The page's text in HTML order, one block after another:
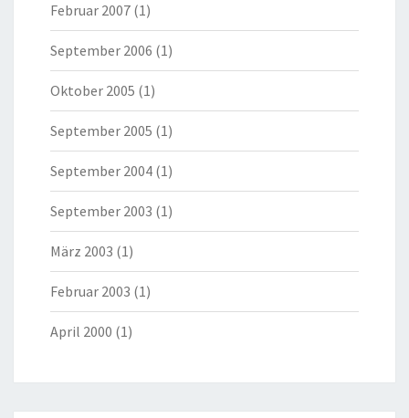
Februar 2007 (1)
September 2006 (1)
Oktober 2005 (1)
September 2005 (1)
September 2004 (1)
September 2003 (1)
März 2003 (1)
Februar 2003 (1)
April 2000 (1)